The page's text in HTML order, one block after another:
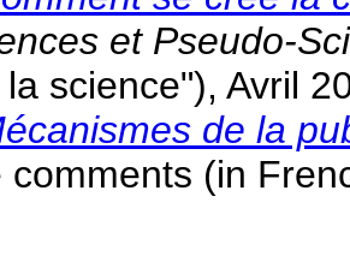
et Pseudo-
science"), Avril
de la
comments (in